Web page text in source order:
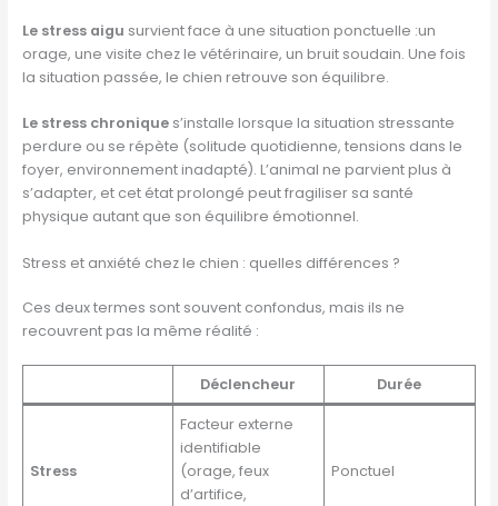
Le stress aigu survient face à une situation ponctuelle :un
orage, une visite chez le vétérinaire, un bruit soudain. Une fois
la situation passée, le chien retrouve son équilibre.
Le stress chroniques’installe lorsque la situation stressante
perdure ou se répète (solitude quotidienne, tensions dans le
foyer, environnement inadapté). L’animal ne parvient plus à
s’adapter, et cet état prolongé peut fragiliser sa santé
physique autant que son équilibre émotionnel.
Stress et anxiété chez le chien : quelles différences ?
Ces deux termes sont souvent confondus, mais ils ne
recouvrent pas la même réalité :
Déclencheur Durée
Stress
Facteur externe
identifiable
(orage, feux
d’artifice,
Ponctuel